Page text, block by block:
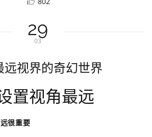
29
03
远视界的奇幻世界
置视角最远
很重要